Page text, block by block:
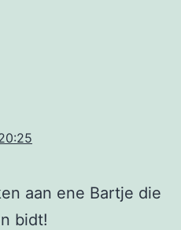
aan ene Bartje die
bidt!